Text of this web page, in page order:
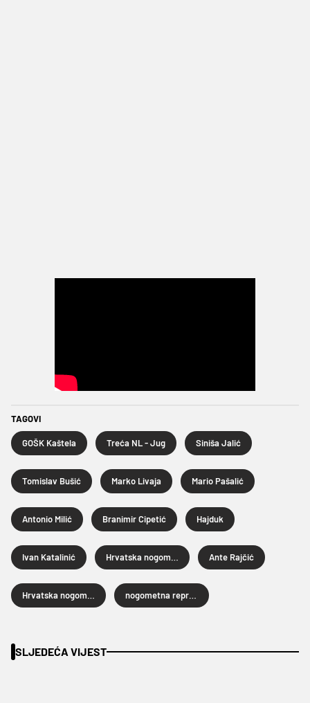
TAGOVI
GOŠK Kaštela Treća NL - Jug Siniša Jalić
Tomislav Bušić Marko Livaja Mario Pašalić
Antonio Milić Branimir Cipetić Hajduk
Ivan Katalinić Ante Rajčić
SLJEDEĆA VIJEST